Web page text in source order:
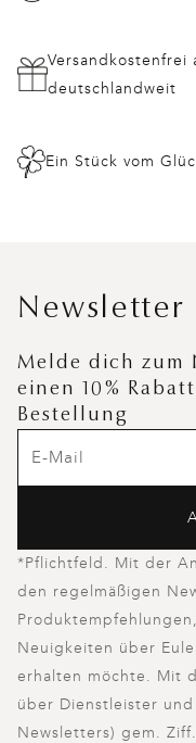
Versandkostenfrei
deutschlandweit
Ein Stück vom
Newsletter
Melde dich zum
einen 10%
Bestellung
*Pflichtfeld. Mit der
den regelmäßigen
Neuigkeiten über
erhalten möchte. Mit
über Dienstleister
Newsletters) gem.